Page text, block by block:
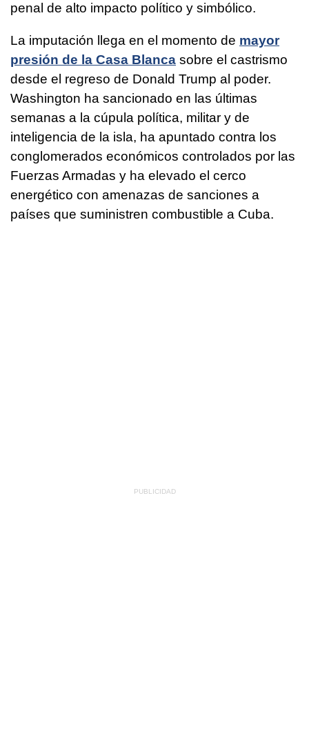
penal de alto impacto político y simbólico.
La imputación llega en el momento de mayor
presión de la Casa Blanca sobre el castrismo
desde el regreso de Donald Trump al poder.
Washington ha sancionado en las últimas
semanas a la cúpula política, militar y de
inteligencia de la isla, ha apuntado contra los
conglomerados económicos controlados por las
Fuerzas Armadas y ha elevado el cerco
energético con amenazas de sanciones a
países que suministren combustible a Cuba.